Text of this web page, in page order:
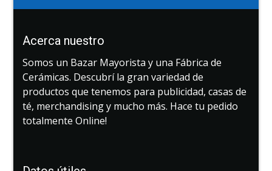
Acerca nuestro
Somos un Bazar Mayorista y una Fábrica de
Cerámicas. Descubrí la gran variedad de
productos que tenemos para publicidad, casas de
té, merchandising y mucho más. Hace tu pedido
totalmente Online!